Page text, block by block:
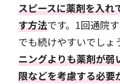
スピースに薬剤を入れ
す方法です。1回通院
でも続けやすいでしょ
ニングよりも薬剤が弱
限などを考慮する必要